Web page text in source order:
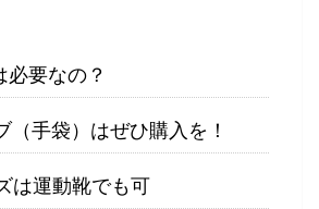
必要なの？
（手袋）はぜひ購入を！
は運動靴でも可